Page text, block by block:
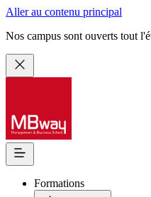
Aller au contenu principal
Nos campus sont ouverts tout
Formations